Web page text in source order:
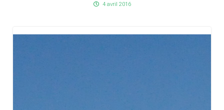
4 avril 2016